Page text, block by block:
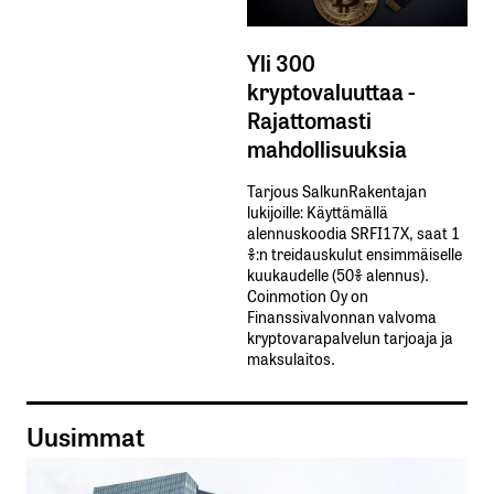
Yli 300
kryptovaluuttaa -
Rajattomasti
mahdollisuuksia
Tarjous SalkunRakentajan
lukijoille: Käyttämällä​ ​
alennuskoodia​ ​SRFI17X,​ ​saat​ ​1
%:n treidauskulut​ ​ensimmäiselle​ ​
kuukaudelle​ ​(50%​ ​alennus).
Coinmotion Oy on
Finanssivalvonnan valvoma
kryptovarapalvelun tarjoaja ja
maksulaitos.
Uusimmat